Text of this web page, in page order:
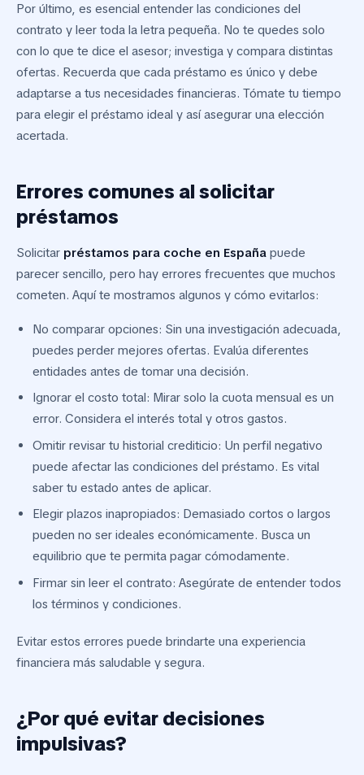
Por último, es esencial entender las condiciones del
contrato y leer toda la letra pequeña. No te quedes solo
con lo que te dice el asesor; investiga y compara distintas
ofertas. Recuerda que cada préstamo es único y debe
adaptarse a tus necesidades financieras. Tómate tu tiempo
para elegir el préstamo ideal y así asegurar una elección
acertada.
Errores comunes al solicitar
préstamos
Solicitar préstamos para coche en España puede
parecer sencillo, pero hay errores frecuentes que muchos
cometen. Aquí te mostramos algunos y cómo evitarlos:
No comparar opciones: Sin una investigación adecuada,
puedes perder mejores ofertas. Evalúa diferentes
entidades antes de tomar una decisión.
Ignorar el costo total: Mirar solo la cuota mensual es un
error. Considera el interés total y otros gastos.
Omitir revisar tu historial crediticio: Un perfil negativo
puede afectar las condiciones del préstamo. Es vital
saber tu estado antes de aplicar.
Elegir plazos inapropiados: Demasiado cortos o largos
pueden no ser ideales económicamente. Busca un
equilibrio que te permita pagar cómodamente.
Firmar sin leer el contrato: Asegúrate de entender todos
los términos y condiciones.
Evitar estos errores puede brindarte una experiencia
financiera más saludable y segura.
¿Por qué evitar decisiones
impulsivas?